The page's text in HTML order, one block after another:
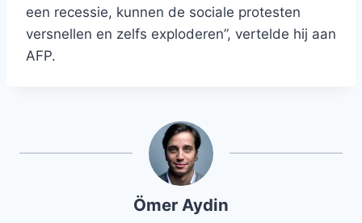
een recessie, kunnen de sociale protesten
versnellen en zelfs exploderen”, vertelde hij aan
AFP.
Ömer Aydin